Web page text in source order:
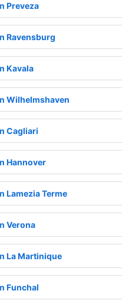
Preveza
Ravensburg
Kavala
Wilhelmshaven
Cagliari
Hannover
Lamezia Terme
Verona
La Martinique
Funchal